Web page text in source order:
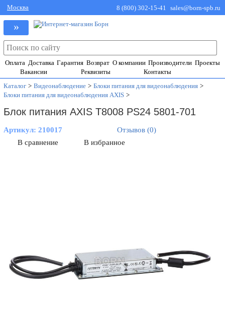
Москва 8 (800) 302-15-41 sales@born-spb.ru
»
Оплата Доставка Гарантия Возврат О компании Производители Проекты
Вакансии
Реквизиты
Контакты
Каталог > Видеонаблюдение > Блоки питания для видеонаблюдения >
Блоки питания для видеонаблюдения AXIS >
Блок питания AXIS T8008 PS24 5801-701
Артикул:210017
Отзывов (0)
В сравнение
В избранное